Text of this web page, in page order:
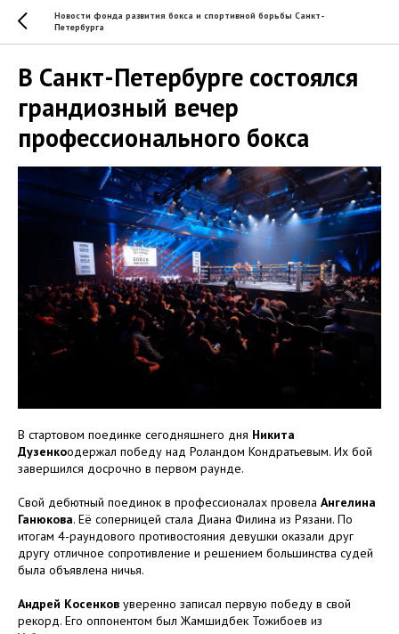
Новости фонда развития бокса и спортивной борьбы Санкт-
Петербурга
В Санкт-Петербурге состоялся
грандиозный вечер
профессионального бокса
В стартовом поединке сегодняшнего дня Никита
Дузенкоодержал победу над Роландом Кондратьевым. Их бой
завершился досрочно в первом раунде.
Свой дебютный поединок в профессионалах провела Ангелина
Ганюкова. Её соперницей стала Диана Филина из Рязани. По
итогам 4-раундового противостояния девушки оказали друг
другу отличное сопротивление и решением большинства судей
была объявлена ничья.
Андрей Косенков уверенно записал первую победу в свой
рекорд. Его оппонентом был Жамшидбек Тожибоев из